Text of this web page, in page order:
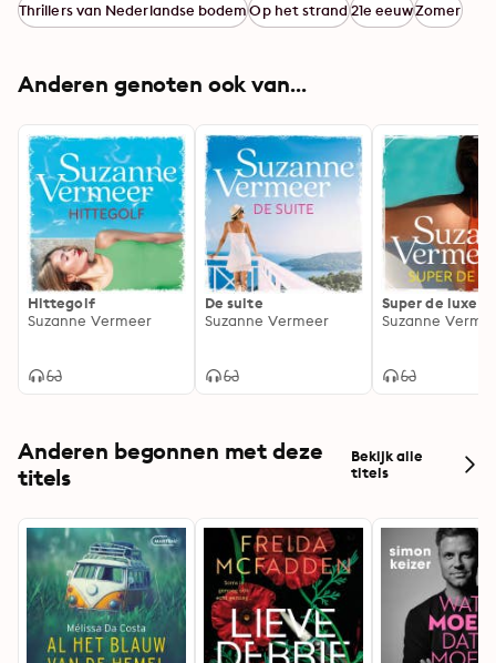
Thrillers van Nederlandse bodemOp het strand21e eeuwZomer
Anderen genoten ook van...
Hittegolf
Suzanne Vermeer
De suite
Suzanne Vermeer
Super de luxe
Suzanne
Anderen begonnen met deze
titels
Bekijk alle
titels